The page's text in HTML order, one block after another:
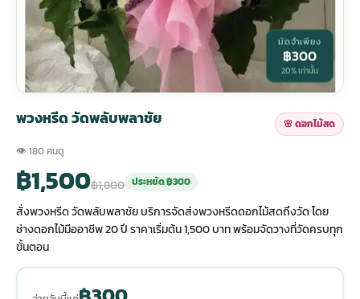
ดอกไม้หน้าหีบ
ดอกไม้หน้างานศพ
ดอกไม้หน้าโลง
จัดดอกไม้หน้ารูป
จัดดอกไม้หน้าโลง
ดอกไม้ศพ
ร้านพวงหรีด
ดอกไม้พวงหรีด
พวงหรีดปทุม
พวงหรีดพระราม 2
พวงหรีด ปากคลองตลาด
พวงหรีดราคาถูก
ไม้หน้าเมรุ
กไม้หน้าเมรุ
น้าเมรุ ราคา
ม้หน้าเมรุ
มรุ ราคาถูก
ไม้งานแต่ง กรุงเทพ
อกไม้งานแต่ง
ดอกไม้งานแต่ง
ไม้งานแต่ง แบบสวยๆ
พวงหรีดพัดลม กรุงเทพ
พวงหรีดพัดลม ส่งด่วน
สั่งพวงหรีดพัดลม
ร้านพวงหรีดพัดลม
พวงหรีดพัดลม ปากคลองตลาด
พวงหรีดพัดลม แบบสวยๆ
รับจัดงานศพ กรุงเทพ
แพ็คเกจจัดงานศพ
ค่าใช้จ่ายจัดงานศพ
จัดงานศพ วัด
ขั้นตอนจัดงานศพ
จัดงานศพ ราคาถูก
มัดจำเพียง
฿300
20% เท่านั้น
พวงหรีด วัดพลับพลาชัย 🌸 ดอกไม้สด
👁 180 คนดู
฿1,500฿1,800 ประหยัด ฿300
สั่งพวงหรีด วัดพลับพลาชัย บริการจัดส่งพวงหรีดดอกไม้สดถึงวัด โดย
ช่างดอกไม้มืออาชีพ 20 ปี ราคาเริ่มต้น 1,500 บาท พร้อมจัดวางที่วัดครบทุก
ขั้นตอน